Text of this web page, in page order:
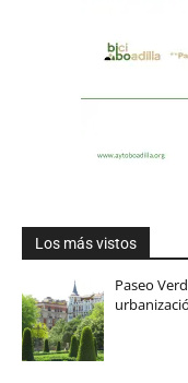
Los más vistos
Paseo